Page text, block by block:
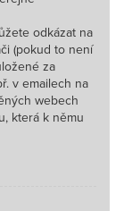
odkázat na
(pokud to není
za
v emailech na
webech
která k němu